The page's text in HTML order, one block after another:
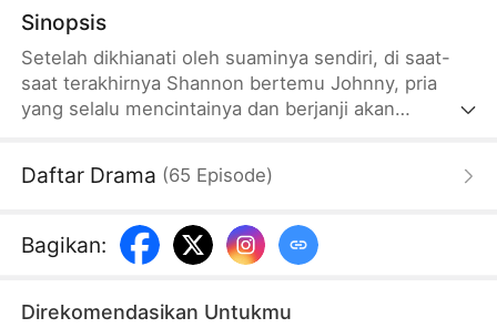
Sinopsis
Setelah dikhianati oleh suaminya sendiri, di saat-
saat terakhirnya Shannon bertemu Johnny, pria
yang selalu mencintainya dan berjanji akan
kembali ke sepuluh tahun sebelumnya di masa
menyakiti sekaligus mencintainya. Kali ini Shannon
bertekad untuk menjalani hidup yang berbeda dan
sebelumnya.
Daftar Drama (65 Episode)
Bagikan:
Direkomendasikan Untukmu